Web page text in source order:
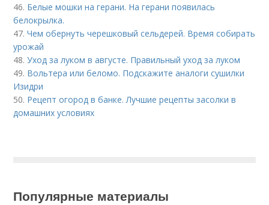
46. Белые мошки на герани. На герани появилась
белокрылка.
47.Чем обернуть черешковый сельдерей. Время собирать
урожай
48.Уход за луком в августе. Правильный уход за луком
49. Вольтера или беломо. Подскажите аналоги сушилки
Изидри
50. Рецепт огород в банке. Лучшие рецепты засолки в
домашних условиях
Популярные материалы